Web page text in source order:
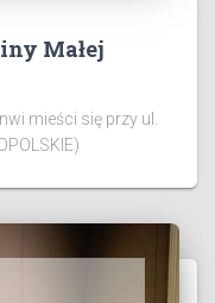
Małej
mieści się przy ul.